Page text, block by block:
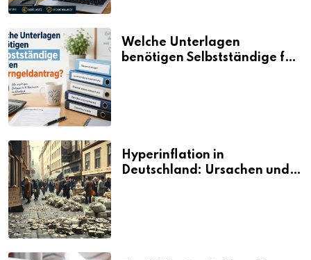
Welche Unterlagen
benötigen Selbstständige für
Hyperinflation in
Deutschland: Ursachen und